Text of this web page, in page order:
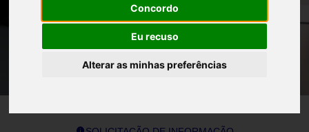
Concordo
Eu recuso
Alterar as minhas preferências